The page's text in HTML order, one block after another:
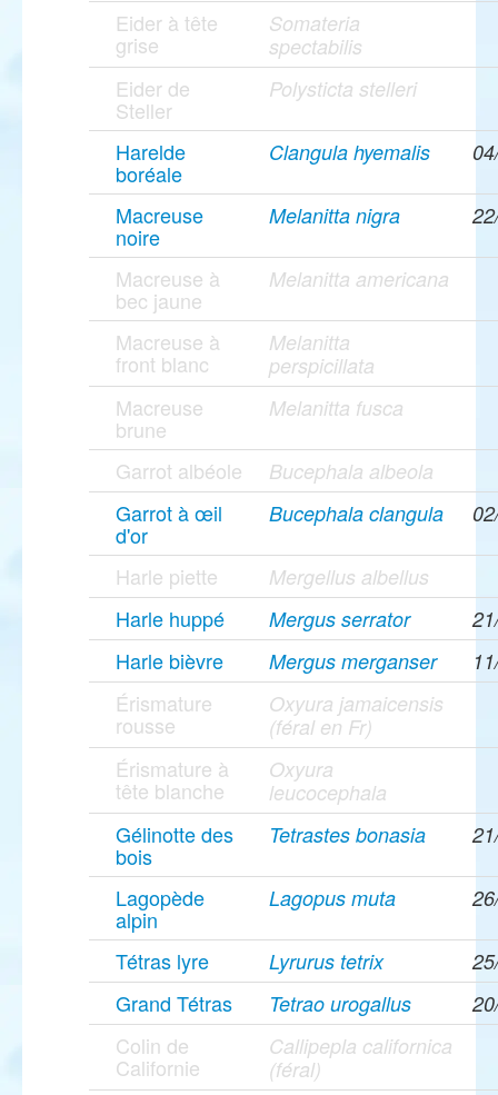
Eider à tête
grise
Somateria
spectabilis
Eider de
Steller
Polysticta stelleri
Harelde
boréale
Clangula hyemalis
Macreuse
noire
Melanitta nigra
Macreuse à
bec jaune
Melanitta americana
Macreuse à
front blanc
Melanitta
perspicillata
Macreuse
brune
Melanitta fusca
Garrot albéole Bucephala albeola
Garrot à œil
d'or
Bucephala clangula
Harle piette Mergellus albellus
Harle huppé Mergus serrator
Harle bièvre Mergus merganser
Érismature
rousse
Oxyura jamaicensis
(féral en Fr)
Érismature à
tête blanche
Oxyura
leucocephala
Gélinotte des
bois
Tetrastes bonasia
Lagopède
alpin
Lagopus muta
Tétras lyre Lyrurus tetrix
Grand Tétras Tetrao urogallus
Colin de
Californie
Callipepla californica
(féral)